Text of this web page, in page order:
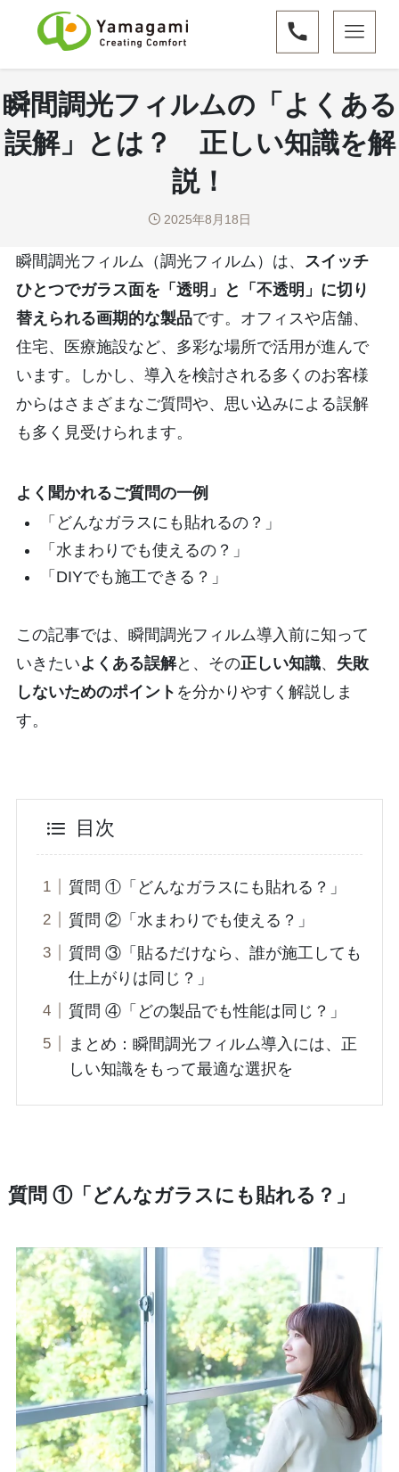
瞬間調光フィルムの「よくある
誤解」とは？ 正しい知識を解
説！
2025年8月18日
瞬間調光フィルム（調光フィルム）は、 スイッチ
ひとつでガラス面を「透明」と「不透明」に切り
替えられる画期的な製品です。オフィスや店舗、
住宅、医療施設など、多彩な場所で活用が進んで
います。しかし、導入を検討される多くのお客様
からはさまざまなご質問や、思い込みによる誤解
も多く見受けられます。
よく聞かれるご質問の一例
「どんなガラスにも貼れるの？」
「水まわりでも使えるの？」
「DIYでも施工できる？」
この記事では、瞬間調光フィルム導入前に知って
いきたいよくある誤解と、その正しい知識、 失敗
しないためのポイント を分かりやすく解説しま
す。
目次
質問 ①「どんなガラスにも貼れる？」
質問 ②「水まわりでも使える？」
質問 ③「貼るだけなら、誰が施工しても
仕上がりは同じ？」
質問 ④「どの製品でも性能は同じ？」
まとめ：瞬間調光フィルム導入には、正
しい知識をもって最適な選択を
質問 ①「どんなガラスにも貼れる？」